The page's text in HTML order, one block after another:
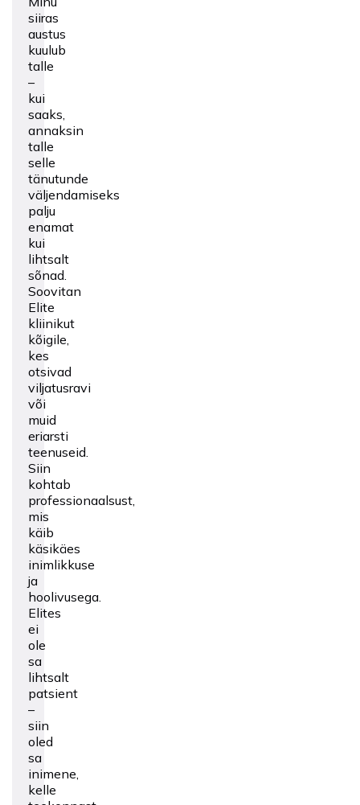
siiras
austus
kuulub
talle
–
kui
saaks,
annaksin
talle
selle
tänutunde
väljendamiseks
palju
enamat
kui
lihtsalt
sõnad.
Soovitan
Elite
kliinikut
kõigile,
kes
otsivad
viljatusravi
või
muid
eriarsti
teenuseid.
Siin
kohtab
professionaalsust,
mis
käib
käsikäes
inimlikkuse
ja
hoolivusega.
Elites
ei
ole
sa
lihtsalt
patsient
–
siin
oled
sa
inimene,
kelle